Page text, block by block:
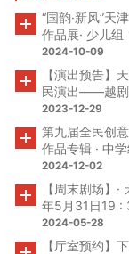
“国韵·新风”天
作品展· 少儿组
2024-10-09
【演出预告】
民演出——越剧
2023-12-29
第九届全民创
作品专辑 · 中学
2024-12-02
【周末剧场】
年5月31日19 :
2024-05-28
【厅室预约】